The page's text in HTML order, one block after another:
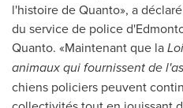
l'histoire de Quanto», a
du service de police d'
Quanto. «Maintenant que la
animaux qui fournissent de
chiens policiers peuvent